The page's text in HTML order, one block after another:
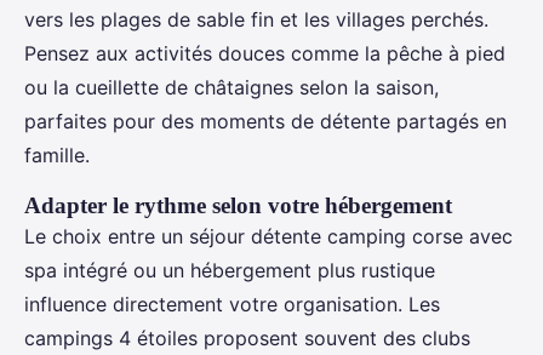
vers les plages de sable fin et les villages perchés.
Pensez aux activités douces comme la pêche à pied
ou la cueillette de châtaignes selon la saison,
parfaites pour des moments de détente partagés en
famille.
Adapter le rythme selon votre hébergement
Le choix entre un séjour détente camping corse avec
spa intégré ou un hébergement plus rustique
influence directement votre organisation. Les
campings 4 étoiles proposent souvent des clubs